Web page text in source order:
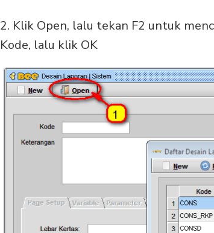
2. Klik Open, lalu tekan F2 untuk
Kode, lalu klik OK